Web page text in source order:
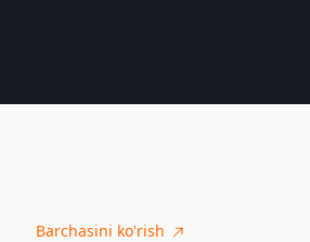
Barchasini ko'rish